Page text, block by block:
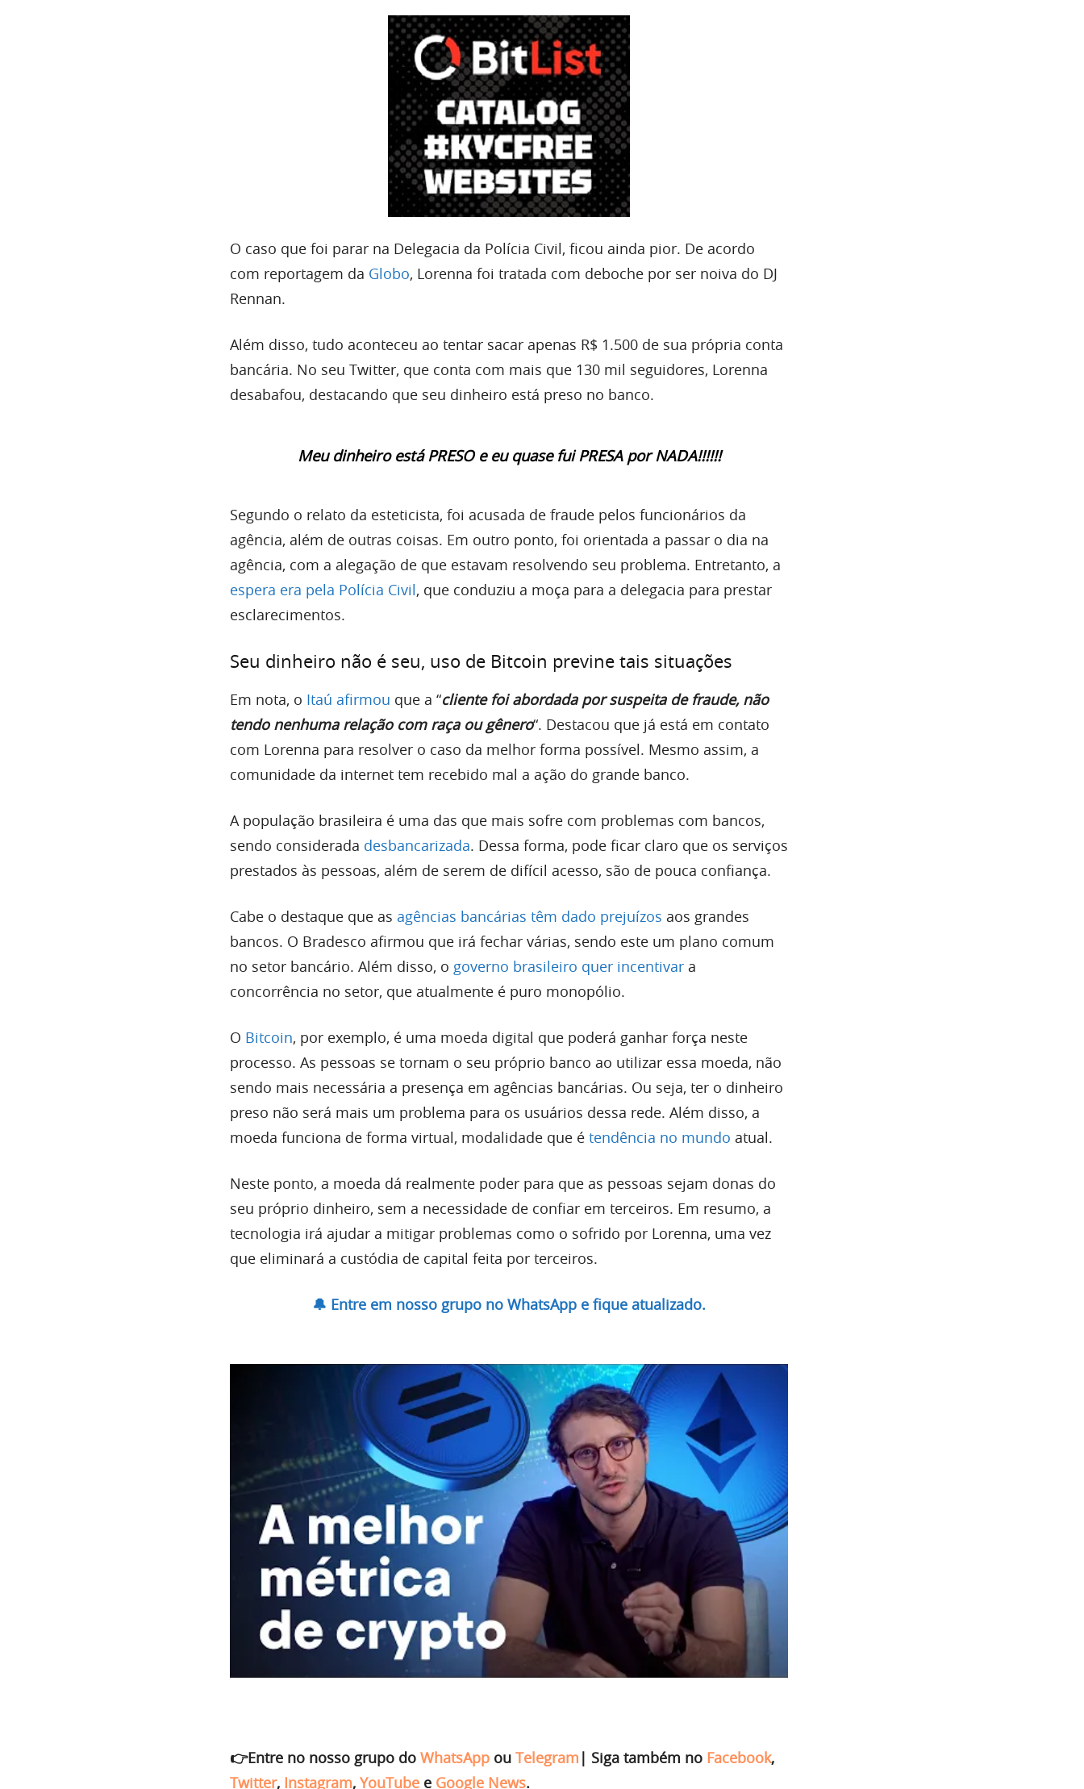
O caso que foi parar na Delegacia da Polícia Civil, ficou ainda pior. De acordo
com reportagem da Globo, Lorenna foi tratada com deboche por ser noiva do DJ
Rennan.
Além disso, tudo aconteceu ao tentar sacar apenas R$ 1.500 de sua própria conta
bancária. No seu Twitter, que conta com mais que 130 mil seguidores, Lorenna
desabafou, destacando que seu dinheiro está preso no banco.
Meu dinheiro está PRESO e eu quase fui PRESA por NADA!!!!!!
Segundo o relato da esteticista, foi acusada de fraude pelos funcionários da
agência, além de outras coisas. Em outro ponto, foi orientada a passar o dia na
agência, com a alegação de que estavam resolvendo seu problema. Entretanto, a
espera era pela Polícia Civil, que conduziu a moça para a delegacia para prestar
esclarecimentos.
Seu dinheiro não é seu, uso de Bitcoin previne tais situações
Em nota, o Itaú afirmou que a “cliente foi abordada por suspeita de fraude, não
tendo nenhuma relação com raça ou gênero“. Destacou que já está em contato
com Lorenna para resolver o caso da melhor forma possível. Mesmo assim, a
comunidade da internet tem recebido mal a ação do grande banco.
A população brasileira é uma das que mais sofre com problemas com bancos,
sendo considerada desbancarizada. Dessa forma, pode ficar claro que os serviços
prestados às pessoas, além de serem de difícil acesso, são de pouca confiança.
Cabe o destaque que as agências bancárias têm dado prejuízos aos grandes
bancos. O Bradesco afirmou que irá fechar várias, sendo este um plano comum
no setor bancário. Além disso, o governo brasileiro quer incentivar a
concorrência no setor, que atualmente é puro monopólio.
O Bitcoin, por exemplo, é uma moeda digital que poderá ganhar força neste
processo. As pessoas se tornam o seu próprio banco ao utilizar essa moeda, não
sendo mais necessária a presença em agências bancárias. Ou seja, ter o dinheiro
preso não será mais um problema para os usuários dessa rede. Além disso, a
moeda funciona de forma virtual, modalidade que é tendência no mundo atual.
Neste ponto, a moeda dá realmente poder para que as pessoas sejam donas do
seu próprio dinheiro, sem a necessidade de confiar em terceiros. Em resumo, a
tecnologia irá ajudar a mitigar problemas como o sofrido por Lorenna, uma vez
que eliminará a custódia de capital feita por terceiros.
🔔 Entre em nosso grupo no WhatsApp e fique atualizado.
👉Entre no nosso grupo do WhatsApp ou Telegram | Siga também no Facebook,
Twitter, Instagram, YouTube e Google News.